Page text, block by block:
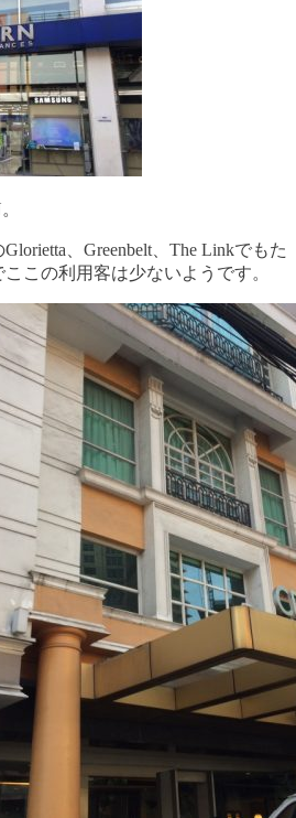
、Greenbelt、The Linkでもた
この利用客は少ないようです。